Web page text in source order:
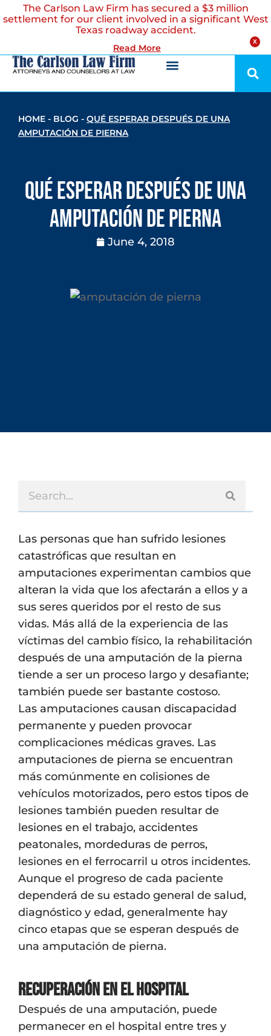
X
The Carlson Law Firm has secured a $3 million
settlement for our client involved in a significant West
Texas roadway accident.
Read More
HOME - BLOG - QUÉ ESPERAR DESPUÉS DE UNA
AMPUTACIÓN DE PIERNA
Qué Esperar Después De Una
Amputación De Pierna
June 4, 2018
Las personas que han sufrido lesiones
catastróficas que resultan en
amputaciones experimentan cambios que
alteran la vida que los afectarán a ellos y a
sus seres queridos por el resto de sus
vidas. Más allá de la experiencia de las
víctimas del cambio físico, la rehabilitación
después de una amputación de la pierna
tiende a ser un proceso largo y desafiante;
también puede ser bastante costoso.
Las amputaciones causan discapacidad
permanente y pueden provocar
complicaciones médicas graves. Las
amputaciones de pierna se encuentran
más comúnmente en colisiones de
vehículos motorizados, pero estos tipos de
lesiones también pueden resultar de
lesiones en el trabajo, accidentes
peatonales, mordeduras de perros,
lesiones en el ferrocarril u otros incidentes.
Aunque el progreso de cada paciente
dependerá de su estado general de salud,
diagnóstico y edad, generalmente hay
cinco etapas que se esperan después de
una amputación de pierna.
Recuperación en el hospital
Después de una amputación, puede
permanecer en el hospital entre tres y